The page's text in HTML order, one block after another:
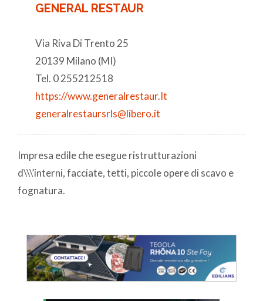
GENERAL RESTAUR
Via Riva Di Trento 25
20139 Milano (MI)
Tel. 0 255212518
https://www.generalrestaur.It
generalrestaursrls@libero.it
Impresa edile che esegue ristrutturazioni
d\\\’interni, facciate, tetti, piccole opere di scavo e
fognatura.